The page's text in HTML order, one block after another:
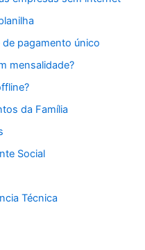
de pagamento único
mensalidade?
da Família
Social
Técnica